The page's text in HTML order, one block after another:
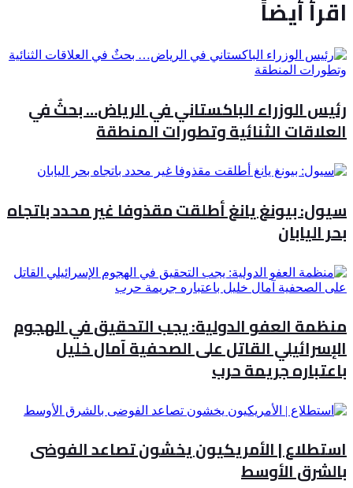
اقرأ أيضاً
رئيس الوزراء الباكستاني في الرياض… بحثٌ في
العلاقات الثنائية وتطورات المنطقة
سيول: بيونغ يانغ أطلقت مقذوفا غير محدد باتجاه
بحر اليابان
منظمة العفو الدولية: يجب التحقيق في الهجوم
الإسرائيلي القاتل على الصحفية آمال خليل
باعتباره جريمة حرب
استطلاع | الأمريكيون يخشون تصاعد الفوضى
بالشرق الأوسط